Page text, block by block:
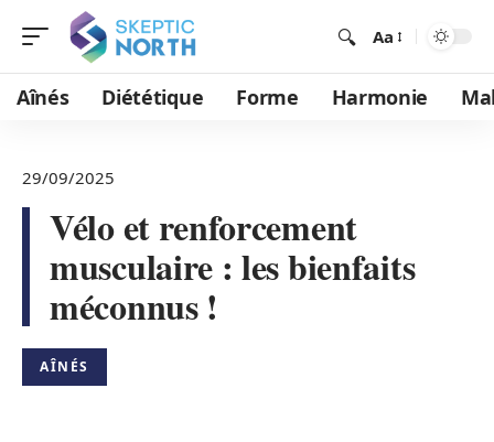
Aa
Aînés Diététique Forme Harmonie
29/09/2025
Vélo et renforcement
musculaire : les bienfaits
méconnus !
AÎNÉS